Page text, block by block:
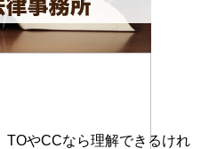
TOやCCなら理解できるけれ